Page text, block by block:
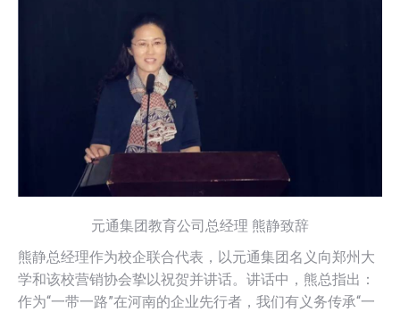
元通集团教育公司总经理 熊静致辞
熊静总经理作为校企联合代表，以元通集团名义向郑州大
学和该校营销协会挚以祝贺并讲话。 讲话中，熊总指出：
作为“一带一路”在河南的企业先行者，我们有义务传承“一